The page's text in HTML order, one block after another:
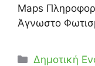
Maps
Άγνωστο
Κατηγορίες
Δημοτική